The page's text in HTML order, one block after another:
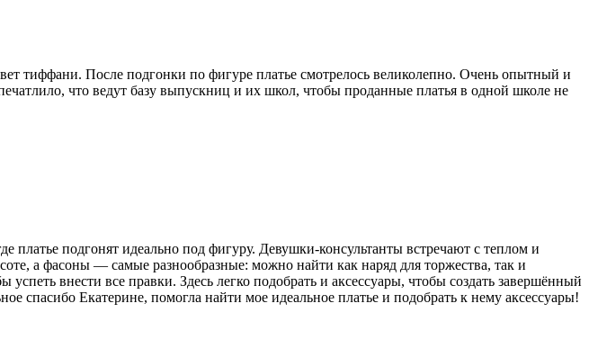
тиффани. После подгонки по фигуре платье смотрелось великолепно. Очень опытный и
что ведут базу выпускниц и их школ, чтобы проданные платья в одной школе не
платье подгонят идеально под фигуру. Девушки-консультанты встречают с теплом и
а фасоны — самые разнообразные: можно найти как наряд для торжества, так и
внести все правки. Здесь легко подобрать и аксессуары, чтобы создать завершённый
Екатерине, помогла найти мое идеальное платье и подобрать к нему аксессуары!